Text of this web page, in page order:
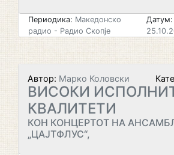
Периодика: Македонско
радио - Радио Скопје
Датум:
Автор: Марко Коловски
ВИСОКИ
КВАЛИТЕТИ
КОН КОНЦЕРТОТ НА
„ЦАЈТФЛУС“,